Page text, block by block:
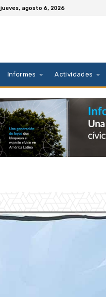
jueves, agosto 6, 2026
Informes Actividades